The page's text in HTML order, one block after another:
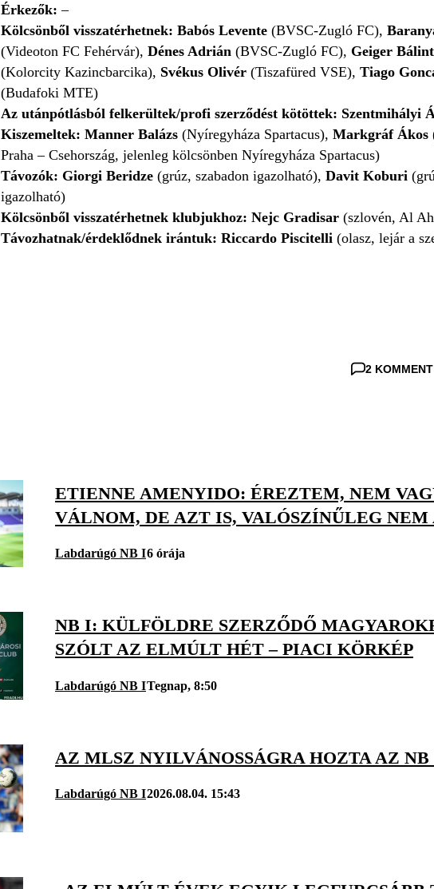
Érkezők: –
Kölcsönből visszatérhetnek: Babós Levente (BVSC-Zugló FC),
(Videoton FC Fehérvár), Dénes Adrián (BVSC-Zugló FC), Geiger Bálint
(Kolorcity Kazincbarcika), Svékus Olivér (Tiszafüred VSE), Tiago
(Budafoki MTE)
Az utánpótlásból felkerültek/profi szerződést kötöttek: Szentmihályi
Kiszemeltek: Manner Balázs (Nyíregyháza Spartacus), Markgráf Ákos
Praha – Csehország, jelenleg kölcsönben Nyíregyháza Spartacus)
Távozók: Giorgi Beridze(grúz, szabadon igazolható), Davit Koburi
igazolható)
Kölcsönből visszatérhetnek klubjukhoz: Nejc Gradisar(szlovén, Al
Távozhatnak/érdeklődnek irántuk: Riccardo Piscitelli (olasz, lejár a
2 KOMMENT
ETIENNE AMENYIDO: ÉREZTEM, NEM
VÁLNOM, DE AZT IS, VALÓSZÍNŰLEG
Labdarúgó NB I6 órája
NB I: KÜLFÖLDRE SZERZŐDŐ
SZÓLT AZ ELMÚLT HÉT – PIACI KÖRKÉP
Labdarúgó NB ITegnap, 8:50
AZ MLSZ NYILVÁNOSSÁGRA HOZTA AZ
Labdarúgó NB I2026.08.04. 15:43